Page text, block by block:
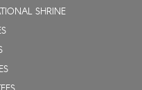
SHRINE